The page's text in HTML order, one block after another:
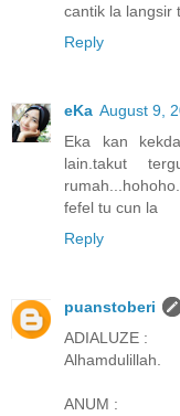
cantik la langsir
Reply
eKa August 9,
Eka kan
lain.takut
fefel tu cun la
Reply
puanstoberi
ADIALUZE :
Alhamdulillah.
ANUM :